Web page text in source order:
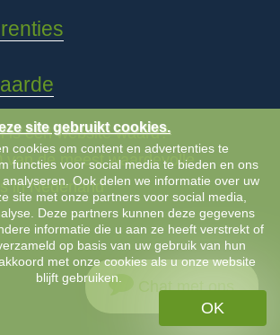
is een website waard?
van de meest waardevolle
in Nederland
Chat met ons
site gebruikt cookies.
cookies om content en advertenties te
functies voor social media te bieden en ons
Ook delen we informatie over uw
site met onze partners voor social media,
Deze partners kunnen deze gegevens
informatie die u aan ze heeft verstrekt of
op basis van uw gebruik van hun
met onze cookies als u onze website
blijft gebruiken.
OK